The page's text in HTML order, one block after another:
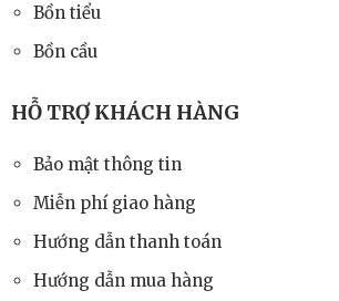
Bồn tiểu
Bồn cầu
HỖ TRỢ KHÁCH HÀNG
Bảo mật thông tin
Miễn phí giao hàng
Hướng dẫn thanh toán
Hướng dẫn mua hàng